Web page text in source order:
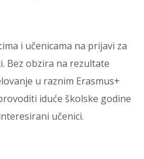
i učenicama na prijavi za
Bez obzira na rezultate
u raznim Erasmus+
iduće školske godine
učenici.